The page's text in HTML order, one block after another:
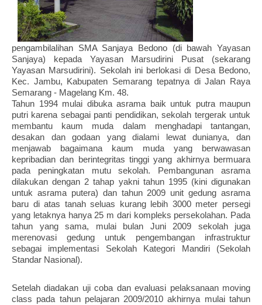
pengambilalihan SMA Sanjaya Bedono (di bawah Yayasan
Sanjaya) kepada Yayasan Marsudirini Pusat (sekarang
Yayasan Marsudirini). Sekolah ini berlokasi di Desa Bedono,
Kec. Jambu, Kabupaten Semarang tepatnya di Jalan Raya
Semarang - Magelang Km. 48.
Tahun 1994 mulai dibuka asrama baik untuk putra maupun
putri karena sebagai panti pendidikan, sekolah tergerak untuk
membantu kaum muda dalam menghadapi tantangan,
desakan dan godaan yang dialami lewat dunianya, dan
menjawab bagaimana kaum muda yang berwawasan
kepribadian dan berintegritas tinggi yang akhirnya bermuara
pada peningkatan mutu sekolah. Pembangunan asrama
dilakukan dengan 2 tahap yakni tahun 1995 (kini digunakan
untuk asrama putera) dan tahun 2009 unit gedung asrama
baru di atas tanah seluas kurang lebih 3000 meter persegi
yang letaknya hanya 25 m dari kompleks persekolahan. Pada
tahun yang sama, mulai bulan Juni 2009 sekolah juga
merenovasi gedung untuk pengembangan infrastruktur
sebagai implementasi Sekolah Kategori Mandiri (Sekolah
Standar Nasional).
Setelah diadakan uji coba dan evaluasi pelaksanaan moving
class pada tahun pelajaran 2009/2010 akhirnya mulai tahun